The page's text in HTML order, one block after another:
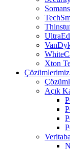
Xton
Çözümlerimiz
Açık